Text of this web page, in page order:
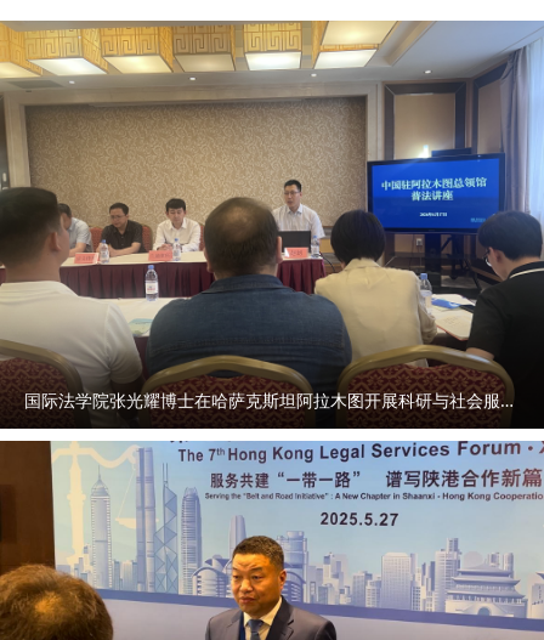
国际法学院张光耀博士在哈萨克斯坦阿拉木图开展科研与社会服务活动